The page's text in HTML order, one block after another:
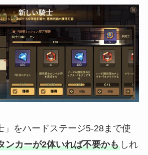
」をハードステージ5-28まで使
ンカーが2体いれば不要かもしれ